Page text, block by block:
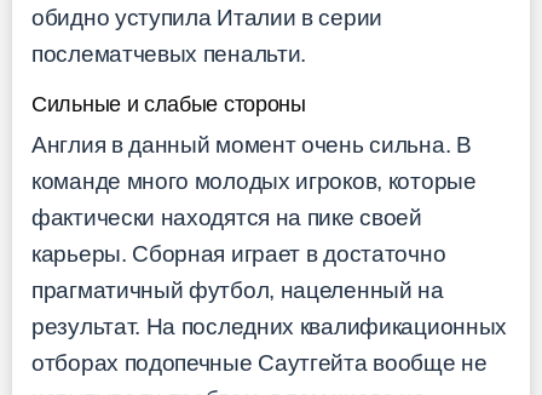
обидно уступила Италии в серии
послематчевых пенальти.
Сильные и слабые стороны
Англия в данный момент очень сильна. В
команде много молодых игроков, которые
фактически находятся на пике своей
карьеры. Сборная играет в достаточно
прагматичный футбол, нацеленный на
результат. На последних квалификационных
отборах подопечные Саутгейта вообще не